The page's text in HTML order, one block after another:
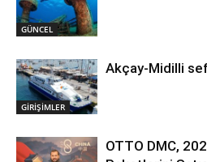
GÜNCEL
GİRİŞİMLER
Akçay-Midilli
OTTO DMC,